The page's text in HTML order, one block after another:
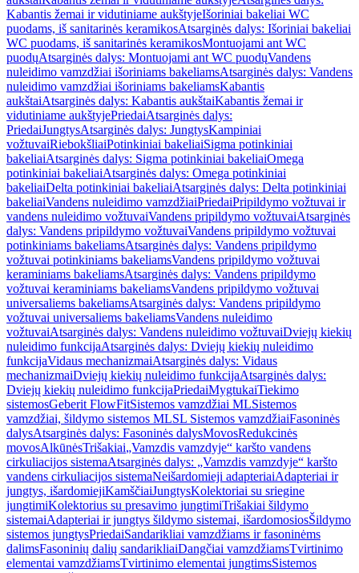
Kabantis žemai ir vidutiniame aukštyjeIšoriniai bakeliai WC
puodams, iš sanitarinės keramikosAtsarginės dalys: Išoriniai bakeliai
WC puodams, iš sanitarinės keramikosMontuojami ant WC
puodųAtsarginės dalys: Montuojami ant WC puodųVandens
nuleidimo vamzdžiai išoriniams bakeliamsAtsarginės dalys: Vandens
nuleidimo vamzdžiai išoriniams bakeliamsKabantis
aukštaiAtsarginės dalys: Kabantis aukštaiKabantis žemai ir
vidutiniame aukštyjePriedaiAtsarginės dalys:
PriedaiJungtysAtsarginės dalys: JungtysKampiniai
vožtuvaiRiebokšliaiPotinkiniai bakeliaiSigma potinkiniai
bakeliaiAtsarginės dalys: Sigma potinkiniai bakeliaiOmega
potinkiniai bakeliaiAtsarginės dalys: Omega potinkiniai
bakeliaiDelta potinkiniai bakeliaiAtsarginės dalys: Delta potinkiniai
bakeliaiVandens nuleidimo vamzdžiaiPriedaiPripildymo vožtuvai ir
vandens nuleidimo vožtuvaiVandens pripildymo vožtuvaiAtsarginės
dalys: Vandens pripildymo vožtuvaiVandens pripildymo vožtuvai
potinkiniams bakeliamsAtsarginės dalys: Vandens pripildymo
vožtuvai potinkiniams bakeliamsVandens pripildymo vožtuvai
keraminiams bakeliamsAtsarginės dalys: Vandens pripildymo
vožtuvai keraminiams bakeliamsVandens pripildymo vožtuvai
universaliems bakeliamsAtsarginės dalys: Vandens pripildymo
vožtuvai universaliems bakeliamsVandens nuleidimo
vožtuvaiAtsarginės dalys: Vandens nuleidimo vožtuvaiDviejų kiekių
nuleidimo funkcijaAtsarginės dalys: Dviejų kiekių nuleidimo
funkcijaVidaus mechanizmaiAtsarginės dalys: Vidaus
mechanizmaiDviejų kiekių nuleidimo funkcijaAtsarginės dalys:
Dviejų kiekių nuleidimo funkcijaPriedaiMygtukaiTiekimo
sistemosGeberit FlowFitSistemos vamzdžiai MLSistemos
vamzdžiai, šildymo sistemos MLSL Sistemos vamzdžiaiFasoninės
dalysAtsarginės dalys: Fasoninės dalysMovosRedukcinės
movosAlkūnėsTrišakiai„Vamzdis vamzdyje“ karšto vandens
cirkuliacijos sistemaAtsarginės dalys: „Vamzdis vamzdyje“ karšto
vandens cirkuliacijos sistemaNeišardomieji adapteriaiAdapteriai ir
jungtys, išardomiejiKamščiaiJungtysKolektoriai su sriegine
jungtimiKolektorius su presavimo jungtimiTrišakiai šildymo
sistemaiAdapteriai ir jungtys šildymo sistemai, išardomosiosŠildymo
sistemos jungtysPriedaiSandarikliai vamzdžiams ir fasoninėms
dalimsFasoninių dalių sandarikliaiDangčiai vamzdžiamsTvirtinimo
elementai vamzdžiamsTvirtinimo elementai jungtimsSistemos